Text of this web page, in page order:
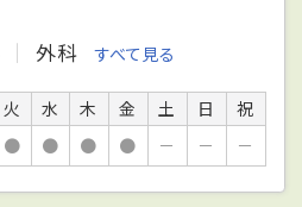
外科 すべて見る
火 水 木 金 土 日
祝
● ● ● ● － － －